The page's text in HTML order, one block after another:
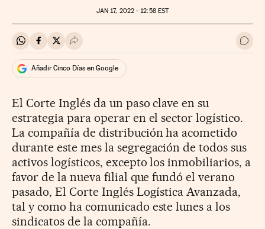
JAN 17, 2022 - 12:58EST
Compartir en Whatsapp
Compartir en Facebook
Compartir en Twitter
Desplegar Redes Sociales Ir a
Añadir Cinco Días en Google
El Corte Inglés da un paso clave en su
estrategia para operar en el sector logístico.
La compañía de distribución ha acometido
durante este mes la segregación de todos sus
activos logísticos, excepto los inmobiliarios, a
favor de la nueva filial que fundó el verano
pasado, El Corte Inglés Logística Avanzada,
tal y como ha comunicado este lunes a los
sindicatos de la compañía.